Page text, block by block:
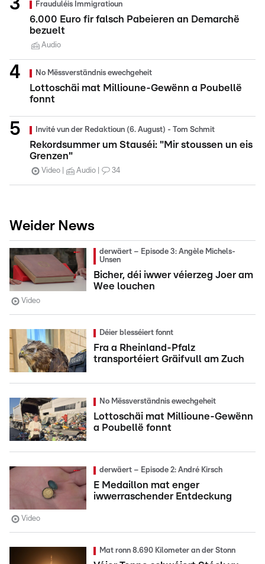
Frauduléis Immigratioun
6.000 Euro fir falsch Pabeieren an Demarchë
bezuelt
Audio
No Mëssverständnis ewechgeheit
Lottoschäi mat Millioune-Gewënn a Poubellë
fonnt
Invité vun der Redaktioun (6. August) - Tom Schmit
Rekordsummer um Stauséi: "Mir stoussen un eis
Grenzen"
Video Audio 34
Weider News
derwäert – Episode 3: Angèle Michels-
Unsen
Bicher, déi iwwer véierzeg Joer am
Wee louchen
Video
Déier blesséiert fonnt
Fra a Rheinland-Pfalz
transportéiert Gräifvull am Zuch
No Mëssverständnis ewechgeheit
Lottoschäi mat Millioune-Gewënn
a Poubellë fonnt
derwäert – Episode 2: André Kirsch
E Medaillon mat enger
iwwerraschender Entdeckung
Video
Mat ronn 8.690 Kilometer an der Stonn